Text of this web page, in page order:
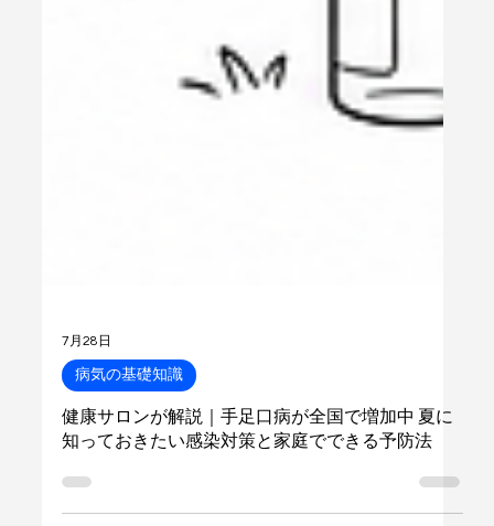
7月28日
病気の基礎知識
知っておきたい感染対策と家庭でできる予防法